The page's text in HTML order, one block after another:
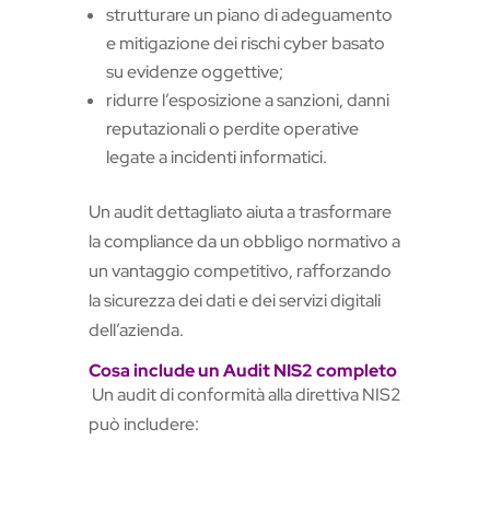
strutturare un piano di adeguamento
e mitigazione dei rischi cyber basato
su evidenze oggettive;
ridurre l’esposizione a sanzioni, danni
reputazionali o perdite operative
legate a incidenti informatici.
Un audit dettagliato aiuta a trasformare
la compliance da un obbligo normativo a
un vantaggio competitivo, rafforzando
la sicurezza dei dati e dei servizi digitali
dell’azienda.
Cosa include un Audit NIS2 completo
Un audit di conformità alla direttiva NIS2
può includere: